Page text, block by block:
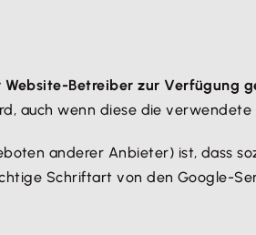
Website-Betreiber zur Verfügung
auch wenn diese die
anderer Anbieter) ist, dass
Schriftart von den Google-